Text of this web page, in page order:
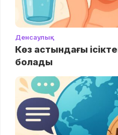
Денсаулық
Көз астындағы
болады